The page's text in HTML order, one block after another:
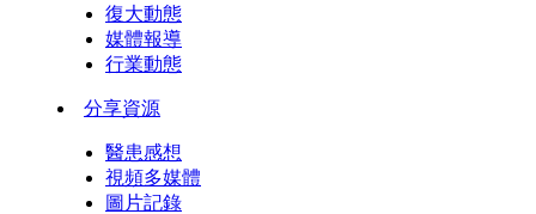
復大動態
媒體報導
行業動態
分享資源
醫患感想
視頻多媒體
圖片記錄